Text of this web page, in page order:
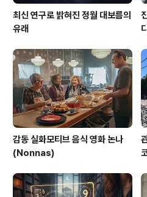
최신 연구로 밝혀진 정월 대보름의
유래
감동 실화모티브 음식 영화 논나
(Nonnas)